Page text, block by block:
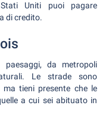
Uniti puoi pagare
di credito.
da metropoli
Le strade sono
ma tieni presente che le
a cui sei abituato in